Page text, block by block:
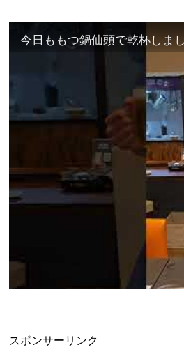
今日ももつ鍋仙頭で乾杯しま
スポンサーリンク